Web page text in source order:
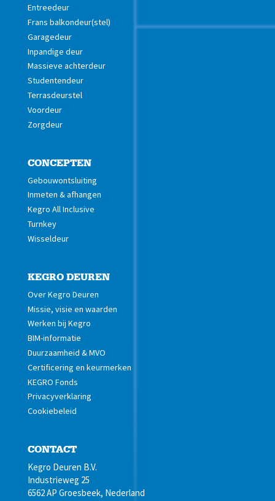
Entreedeur
Frans balkondeur(stel)
Garagedeur
Inpandige deur
Massieve achterdeur
Studentendeur
Terrasdeurstel
Voordeur
Zorgdeur
CONCEPTEN
Gebouwontsluiting
Inmeten & afhangen
Kegro All Inclusive
Turnkey
Wisseldeur
KEGRO DEUREN
Over Kegro Deuren
Missie, visie en waarden
Werken bij Kegro
BIM-informatie
Duurzaamheid & MVO
Certificering en keurmerken
KEGRO Fonds
Privacyverklaring
Cookiebeleid
CONTACT
Kegro Deuren B.V.
Industrieweg 25
6562 AP Groesbeek, Nederland